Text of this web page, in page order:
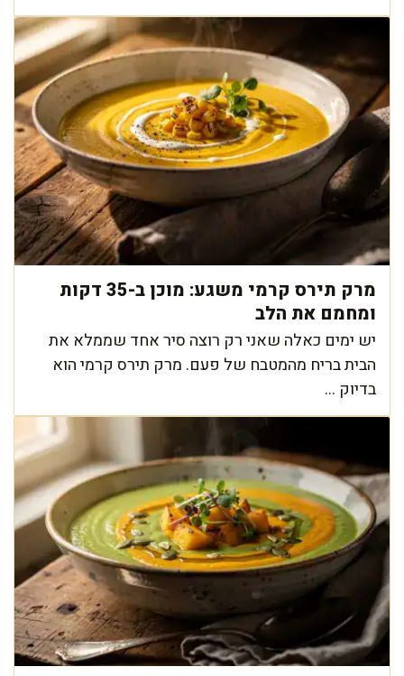
מרק תירס קרמי משגע: מוכן ב-35 דקות
ומחמם את הלב
יש ימים כאלה שאני רק רוצה סיר אחד שממלא את
הבית בריח מהמטבח של פעם. מרק תירס קרמי הוא
בדיוק ...